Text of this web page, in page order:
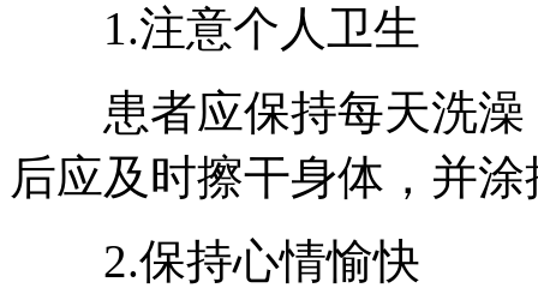
1.注意个人卫生
患者应保持每天洗澡
后应及时擦干身体，并
2.保持心情愉快